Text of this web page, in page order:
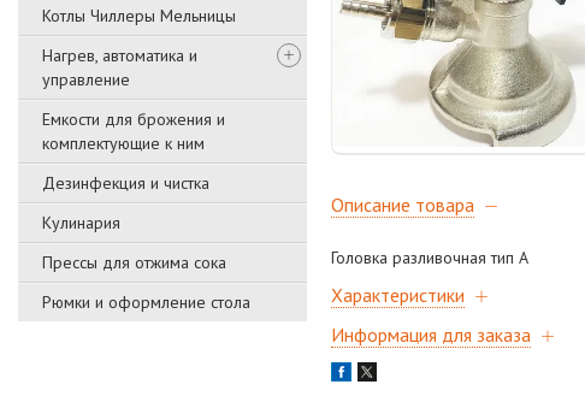
Котлы Чиллеры Мельницы
Нагрев, автоматика и
управление
Емкости для брожения и
комплектующие к ним
Дезинфекция и чистка
Кулинария
Прессы для отжима сока
Рюмки и оформление стола
Описание товара
Головка разливочная тип А
Характеристики
Информация для заказа